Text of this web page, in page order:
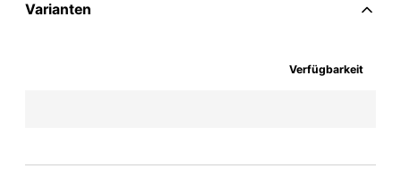
Varianten
Verfügbarkeit